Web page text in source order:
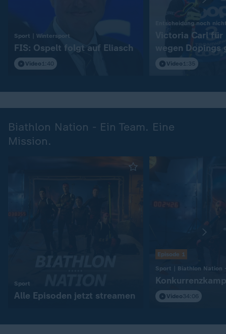
Sport | Wintersport
FIS: Ospelt folgt auf Eliasch
Video 1:40
Entscheidung noch
Victoria Carl
wegen
Video 1:35
Biathlon Nation - Ein Team. Eine
Mission.
Sport
Alle Episoden jetzt streamen
Episode 1
Video34:06